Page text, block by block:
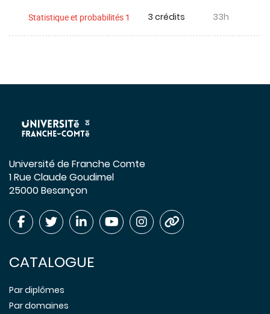
Statistique et probabilités 1 3 crédits 33h
Université de Franche Comte
1 Rue Claude Goudimel
25000 Besançon
CATALOGUE
Par diplômes
Par domaines